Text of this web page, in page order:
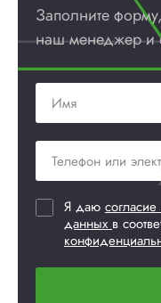
Заполните
наш менеджер и
Я даю
данных в